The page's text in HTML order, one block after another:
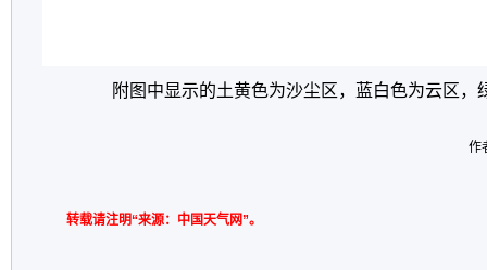
附图中显示的土黄色为沙尘区，蓝白色为云区，
作
转载请注明“来源：中国天气网”。